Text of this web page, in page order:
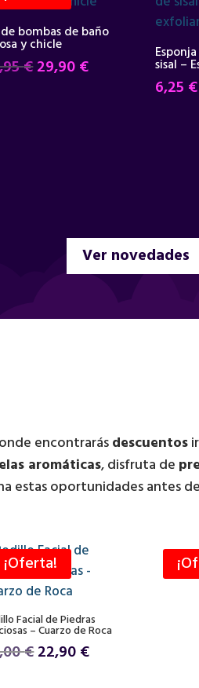
bombas de baño
y chicle
€El
29,90€El
sisal –
6,25 €
Ver novedades
encontrarásdescuentos
aromáticas, disfruta de
estas oportunidades antes
¡Oferta!
Facial de Piedras
– Cuarzo de Roca
€El
22,90€El